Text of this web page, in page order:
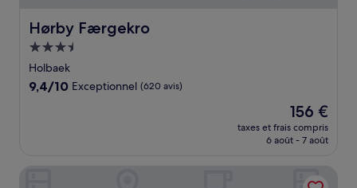
Hørby Færgekro
Hørby Færgekro
Hébergement
3.5 étoiles
Holbaek
9.4
9,4/10 Exceptionnel (620 avis)
Le
nouveau
prix
de
156 €
156 €
taxes et frais compris
6 août - 7 août